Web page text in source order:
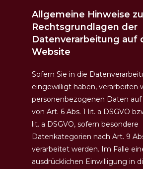
Allgemeine Hinweise
Rechtsgrundlagen der
Datenverarbeitung auf
Website
Sofern Sie in die
eingewilligt haben, verarbeiten
personenbezogenen Daten auf
von Art. 6 Abs. 1 lit. a DSGVO
lit. a DSGVO, sofern besondere
Datenkategorien nach Art. 9
verarbeitet werden. Im Falle
ausdrücklichen Einwilligung in